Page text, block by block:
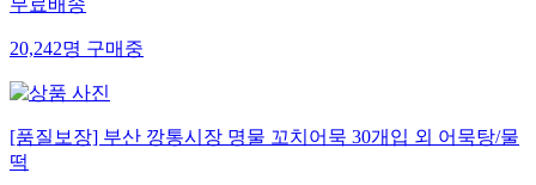
무료배송
20,242명구매중
[품질보장] 부산 깡통시장 명물 꼬치어묵 30개입 외 어묵탕/물
떡